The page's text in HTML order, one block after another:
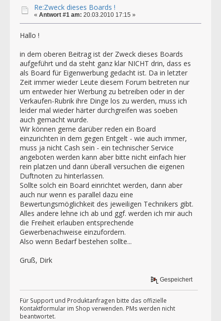
Re:Zweck dieses Boards !
« Antwort #1 am: 20.03.2010 17:15 »
Hallo !
in dem oberen Beitrag ist der Zweck dieses Boards
aufgeführt und da steht ganz klar NICHT drin, dass es
als Board für Eigenwerbung gedacht ist. Da in letzter
Zeit immer wieder Leute diesem Forum beitreten nur
um entweder hier Werbung zu betreiben oder in der
Verkaufen-Rubrik ihre Dinge los zu werden, muss ich
leider mal wieder härter durchgreifen was soeben
auch gemacht wurde.
Wir können gerne darüber reden ein Board
einzurichten in dem gegen Entgelt - wie auch immer,
muss ja nicht Cash sein - ein technischer Service
angeboten werden kann aber bitte nicht einfach hier
rein platzen und dann überall versuchen die eigenen
Duftnoten zu hinterlassen.
Sollte solch ein Board einrichtet werden, dann aber
auch nur wenn es parallel dazu eine
Bewertungsmöglichkeit des jeweiligen Technikers gibt.
Alles andere lehne ich ab und ggf. werden ich mir auch
die Freiheit erlauben entsprechende
Gewerbenachweise einzufordern.
Also wenn Bedarf bestehen sollte...
Gruß, Dirk
Gespeichert
Für Support und Produktanfragen bitte das offizielle
Kontaktformular im Shop verwenden. PMs werden nicht
beantwortet.